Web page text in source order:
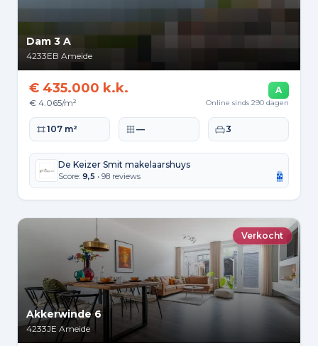
Dam 3 A
4233EB Ameide
€ 435.000 k.k.
€ 4.065/m²
A
Online sinds 290 dagen
Woonoppervlakte
107 m² Perceeloppervlakte
— Slaapkamers
3
De Keizer Smit makelaarshuys
Score: 9,5 • 98 reviews
Verkocht
Akkerwinde 6
4233JE Ameide